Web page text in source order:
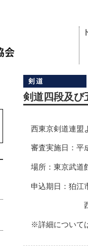
剣道四段及び
西東京剣道連盟
審査実施日：平
場所：東京武
申込期日：狛
西東京剣
※詳細について